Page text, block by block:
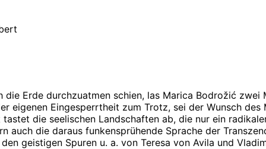
Erde durchzuatmen schien, las Marica Bodrožić
eigenen Eingesperrtheit zum Trotz, sei der Wunsch
die seelischen Landschaften ab, die nur ein
auch die daraus funkensprühende Sprache der
geistigen Spuren u. a. von Teresa von Avila und